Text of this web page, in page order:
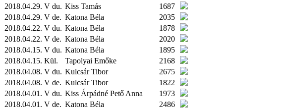
2018.04.29. V du. Kiss Tamás
1687
2018.04.29. V de. Katona Béla
2035
2018.04.22. V du. Katona Béla
1878
2018.04.22. V de. Katona Béla
2020
2018.04.15. V du. Katona Béla
1895
2018.04.15. Kül. Tapolyai Emőke
2168
2018.04.08. V du. Kulcsár Tibor
2675
2018.04.08. V de. Kulcsár Tibor
1822
2018.04.01. V du. Kiss Árpádné Pető Anna
1973
2018.04.01. V de. Katona Béla
2486